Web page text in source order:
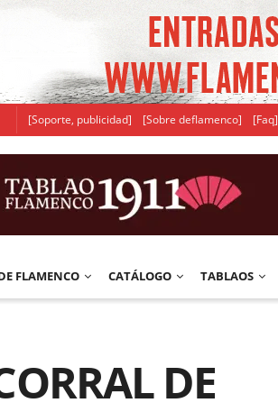
[Soporte, publicidad] [Sobre deflamenco] [Faq]
FLAMENCO CATÁLOGO TABLAOS
DE